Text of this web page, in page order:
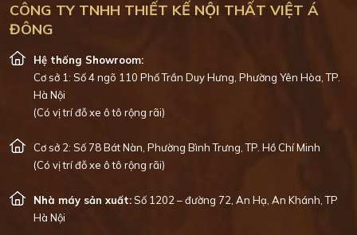
CÔNG TY TNHH THIẾT KẾ NỘI THẤT VIỆT Á
ĐÔNG
Hệ thống Showroom:
Cơ sở 1: Số 4 ngõ 110 Phố Trần Duy Hưng, Phường Yên Hòa, TP.
Hà Nội
(Có vị trí đỗ xe ô tô rộng rãi)
Cơ sở 2: Số 78 Bát Nàn, Phường Bình Trưng, TP. Hồ Chí Minh
(Có vị trí đỗ xe ô tô rộng rãi)
Nhà máy sản xuất:Số 1202 – đường 72, An Hạ, An Khánh, TP
Hà Nội